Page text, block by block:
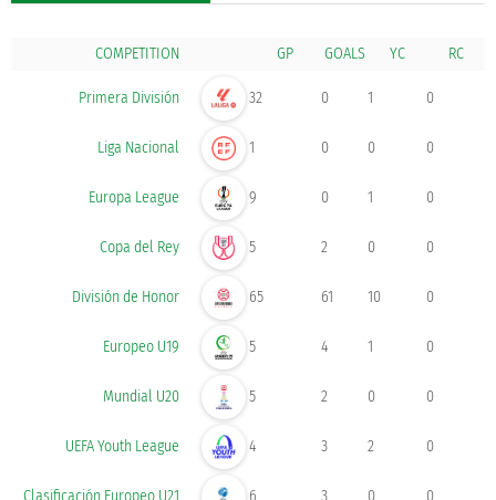
COMPETITION GOALS
Primera División 32 0 1 0
Liga Nacional 1 0 0 0
Europa League 9 0 1 0
Copa del Rey 5 2 0 0
División de Honor 65 61 10 0
Europeo U19 5 4 1 0
Mundial U20 5 2 0 0
UEFA Youth League 4 3 2 0
Clasificación Europeo U21 6 3 0 0